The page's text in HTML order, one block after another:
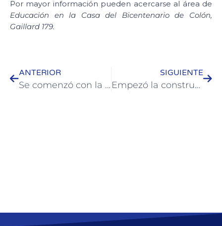
Por mayor información pueden acercarse al área de
Educación en la Casa del Bicentenario de Colón,
Gaillard 179.
ANTERIOR
Se comenzó con la construcción de los baños públicos en la plaza Artigas
SIGUIENTE
Empezó la construcción de veredas en barrio San Gabriel